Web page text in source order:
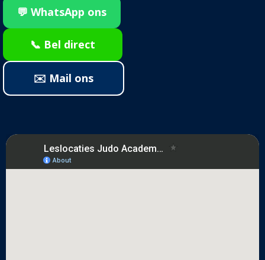
💬 WhatsApp ons
📞 Bel direct
✉️ Mail ons